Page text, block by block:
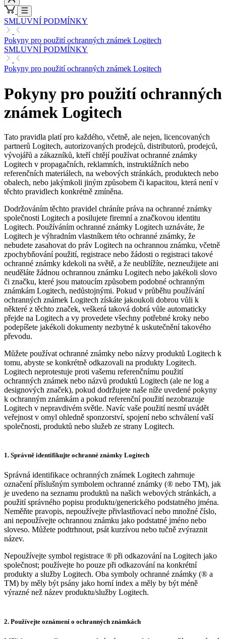
SMLUVNÍ PODMÍNKY
Pokyny pro použití ochranných známek Logitech
SMLUVNÍ PODMÍNKY
Pokyny pro použití ochranných známek Logitech
Pokyny pro použití ochranných
známek Logitech
Tato pravidla platí pro každého, včetně, ale nejen, licencovaných
partnerů Logitech, autorizovaných prodejců, distributorů, prodejců,
vývojářů a zákazníků, kteří chtějí používat ochranné známky
Logitech v propagačních, reklamních, instruktážních nebo
referenčních materiálech, na webových stránkách, produktech nebo
obalech, nebo jakýmkoli jiným způsobem či kapacitou, která není v
těchto pravidlech konkrétně zmíněna.
Dodržováním těchto pravidel chráníte práva na ochranné známky
společnosti Logitech a posilujete firemní a značkovou identitu
Logitech. Používáním ochranné známky Logitech uznáváte, že
Logitech je výhradním vlastníkem této ochranné známky, že
nebudete zasahovat do práv Logitech na ochrannou známku, včetně
zpochybňování použití, registrace nebo žádosti o registraci takové
ochranné známky kdekoli na světě, a že neublížíte, nezneužijete ani
neuděláte žádnou ochrannou známku Logitech nebo jakékoli slovo
či značku, které jsou matoucím způsobem podobné ochranným
známkám Logitech, nedůstojnými. Pokud v průběhu používání
ochranných známek Logitech získáte jakoukoli dobrou vůli k
některé z těchto značek, veškerá taková dobrá vůle automaticky
přejde na Logitech a vy provedete všechny potřebné kroky nebo
podepíšete jakékoli dokumenty nezbytné k uskutečnění takového
převodu.
Můžete používat ochranné známky nebo názvy produktů Logitech k
tomu, abyste se konkrétně odkazovali na produkty Logitech.
Logitech neprotestuje proti vašemu referenčnímu použití
ochranných známek nebo názvů produktů Logitech (ale ne log a
designových značek), pokud dodržujete naše níže uvedené pokyny
k ochranným známkám a pokud referenční použití nezobrazuje
Logitech v nepravdivém světle. Navíc vaše použití nesmí uvádět
veřejnost v omyl ohledně sponzorství, spojení nebo schválení vaší
společnosti, produktů nebo služeb ze strany Logitech.
1. Správně identifikujte ochranné známky Logitech
Správná identifikace ochranných známek Logitech zahrnuje
označení příslušným symbolem ochranné známky (® nebo TM), jak
je uvedeno na seznamu produktů na našich webových stránkách, a
použití správného popisu produktu/generického podstatného jména.
Neměňte pravopis, nepoužívejte přivlastňovací nebo množné číslo,
ani nepoužívejte ochrannou známku jako podstatné jméno nebo
sloveso. Můžete podtrhnout, psát kurzívou nebo tučně zvýraznit
název.
Nepoužívejte symbol registrace ® při odkazování na Logitech jako
společnost; používejte ho pouze při odkazování na konkrétní
produkty a služby Logitech. Oba symboly ochranné známky (® a
TM) by měly být psány jako horní index a měly by být méně
výrazné než název produktu/služby Logitech.
2. Používejte oznámení o ochranných známkách